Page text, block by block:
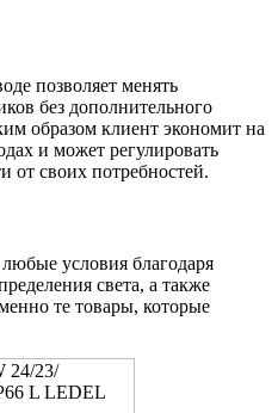
позволяет менять
без дополнительного
образом клиент экономит на
и может регулировать
от своих потребностей.
условия благодаря
света, а также
те товары, которые